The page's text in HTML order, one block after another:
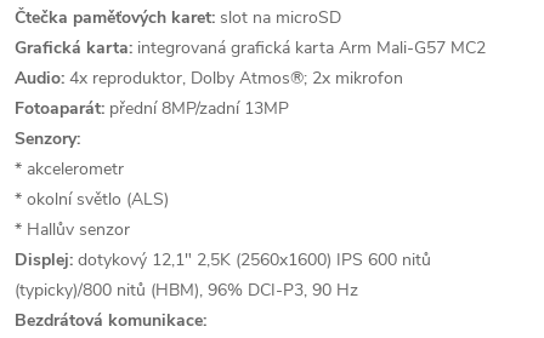
Čtečka paměťových karet: slot na microSD
Grafická karta: integrovaná grafická karta Arm Mali-G57 MC2
Audio: 4x reproduktor, Dolby Atmos®; 2x mikrofon
Fotoaparát: přední 8MP/zadní 13MP
Senzory:
* akcelerometr
* okolní světlo (ALS)
* Hallův senzor
Displej: dotykový 12,1" 2,5K (2560x1600) IPS 600 nitů
(typicky)/800 nitů (HBM), 96% DCI-P3, 90 Hz
Bezdrátová komunikace: